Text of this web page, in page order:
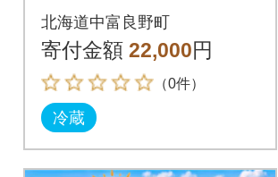
坂農園ミニトマト
ほれまる 2kg
北海道中富良野町
寄付金額 22,000円
（0件）
冷蔵